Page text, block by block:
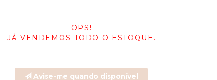
OPS!
JÁ VENDEMOS TODO O ESTOQUE.
Avise-me quando disponível